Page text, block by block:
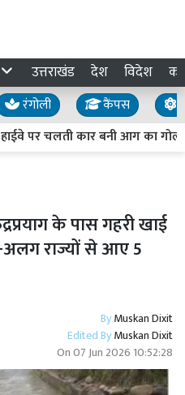
उत्तराखंड देश विदेश
रंगोली कैंपस
पर चलती कार बनी आग का
के पास गहरी खाई
राज्यों से आए 5
ByMuskan Dixit
Edited ByMuskan Dixit
On07 Jun 2026 10:52:28